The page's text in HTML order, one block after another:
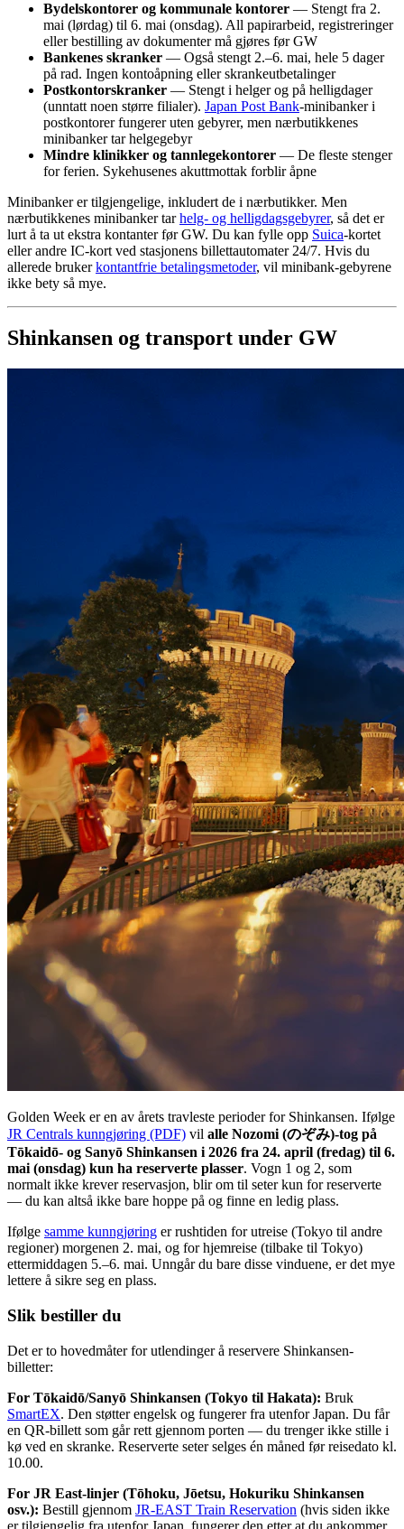
Bydelskontorer og kommunale kontorer — Stengt fra 2.
mai (lørdag) til 6. mai (onsdag). All papirarbeid, registreringer
eller bestilling av dokumenter må gjøres før GW
Bankenes skranker — Også stengt 2.–6. mai, hele 5 dager
på rad. Ingen kontoåpning eller skrankeutbetalinger
Postkontorskranker — Stengt i helger og på helligdager
(unntatt noen større filialer). Japan Post Bank-minibanker i
postkontorer fungerer uten gebyrer, men nærbutikkenes
minibanker tar helgegebyr
Mindre klinikker og tannlegekontorer — De fleste stenger
for ferien. Sykehusenes akuttmottak forblir åpne
Minibanker er tilgjengelige, inkludert de i nærbutikker. Men
nærbutikkenes minibanker tarhelg- og helligdagsgebyrer, så det er
lurt å ta ut ekstra kontanter før GW. Du kan fylle opp Suica-kortet
eller andre IC-kort ved stasjonens billettautomater 24/7. Hvis du
allerede brukerkontantfrie betalingsmetoder, vil minibank-gebyrene
ikke bety så mye.
Shinkansen og transport under GW
Golden Week er en av årets travleste perioder for Shinkansen. Ifølge
JR Centrals kunngjøring (PDF) vil alle Nozomi (のぞみ)-tog på
Tōkaidō- og Sanyō Shinkansen i 2026 fra 24. april (fredag) til 6.
mai (onsdag) kun ha reserverte plasser. Vogn 1 og 2, som
normalt ikke krever reservasjon, blir om til seter kun for reserverte
— du kan altså ikke bare hoppe på og finne en ledig plass.
Ifølge samme kunngjøring er rushtiden for utreise (Tokyo til andre
regioner) morgenen 2. mai, og for hjemreise (tilbake til Tokyo)
ettermiddagen 5.–6. mai. Unngår du bare disse vinduene, er det mye
lettere å sikre seg en plass.
Slik bestiller du
Det er to hovedmåter for utlendinger å reservere Shinkansen-
billetter:
For Tōkaidō/Sanyō Shinkansen (Tokyo til Hakata): Bruk
SmartEX. Den støtter engelsk og fungerer fra utenfor Japan. Du får
en QR-billett som går rett gjennom porten — du trenger ikke stille i
kø ved en skranke. Reserverte seter selges én måned før reisedato kl.
10.00.
For JR East-linjer (Tōhoku, Jōetsu, Hokuriku Shinkansen
osv.): Bestill gjennom JR-EAST Train Reservation (hvis siden ikke
er tilgjengelig fra utenfor Japan, fungerer den etter at du ankommer